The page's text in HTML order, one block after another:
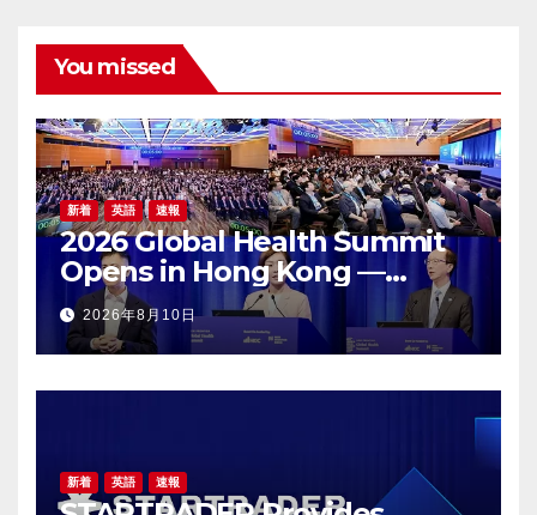
You missed
新着 英語 速報
2026 Global Health Summit
Opens in Hong Kong —
Global Healthcare Leaders
Convene: Bringing
Breakthroughs to Patients
2026年8月10日
新着 英語 速報